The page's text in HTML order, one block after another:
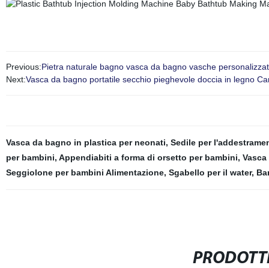
Previous:Pietra naturale bagno vasca da bagno vasche
Next:Vasca da bagno portatile secchio pieghevole doccia in legno
Vasca da bagno in plastica per neonati, Sedile per
per bambini, Appendiabiti a forma di orsetto per bambini,
Seggiolone per bambini Alimentazione, Sgabello per il water,